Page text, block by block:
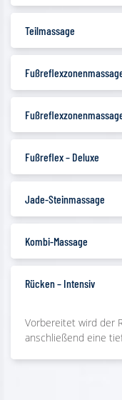
Teilmassage
Fußreflex – Deluxe
Jade-Steinmassage
Kombi-Massage
Rücken – Intensiv
Vorbereitet wird der
anschließend eine